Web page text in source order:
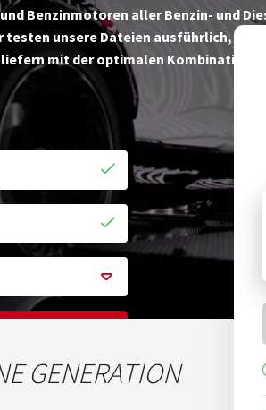
Benzinmotoren aller Benzin- und
unsere Dateien ausführlich,
mit der optimalen Kombination
GENERATION